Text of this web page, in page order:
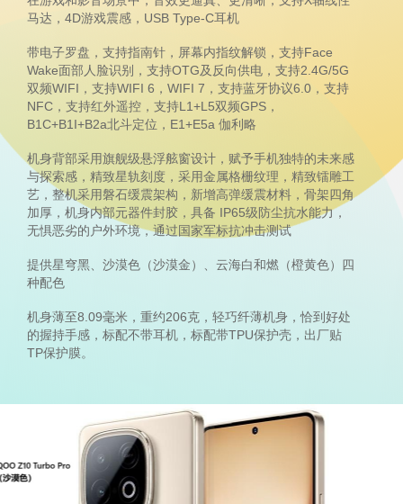
马达，4D游戏震感，USB Type-C耳机
带电子罗盘，支持指南针，屏幕内指纹解锁，支持Face
Wake面部人脸识别，支持OTG及反向供电，支持2.4G/5G
双频WIFI，支持WIFI 6，WIFI 7，支持蓝牙协议6.0，支持
NFC，支持红外遥控，支持L1+L5双频GPS，
B1C+B1I+B2a北斗定位，E1+E5a 伽利略
机身背部采用旗舰级悬浮舷窗设计，赋予手机独特的未来感
与探索感，精致星轨刻度，采用金属格栅纹理，精致镭雕工
艺，整机采用磐石缓震架构，新增高弹缓震材料，骨架四角
加厚，机身内部元器件封胶，具备 IP65级防尘抗水能力，
无惧恶劣的户外环境，通过国家军标抗冲击测试
提供星穹黑、沙漠色（沙漠金）、云海白和燃（橙黄色）四
种配色
机身薄至8.09毫米，重约206克，轻巧纤薄机身，恰到好处
的握持手感，标配不带耳机，标配带TPU保护壳，出厂贴
TP保护膜。